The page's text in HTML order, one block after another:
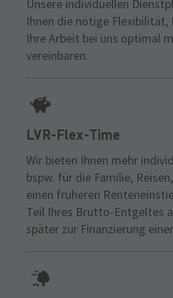
Unsere individuellen
Ihnen die nötige Flexibilität,
Ihre Arbeit bei uns optimal
vereinbaren.
LVR-Flex-Time
Wir bieten Ihnen mehr
bspw. für die Familie,
einen früheren
Teil Ihres Brutto-Entgeltes
später zur Finanzierung